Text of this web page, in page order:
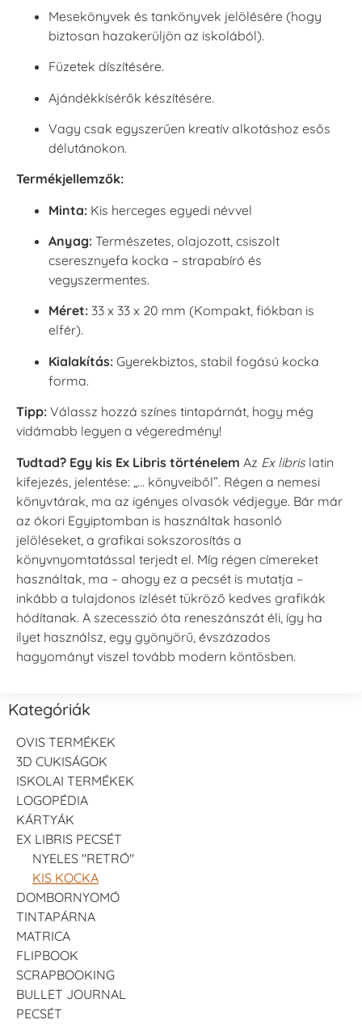
Mesekönyvek és tankönyvek jelölésére (hogy
biztosan hazakerüljön az iskolából).
Füzetek díszítésére.
Ajándékkísérők készítésére.
Vagy csak egyszerűen kreatív alkotáshoz esős
délutánokon.
Termékjellemzők:
Minta: Kis herceges egyedi névvel
Anyag: Természetes, olajozott, csiszolt
cseresznyefa kocka – strapabíró és
vegyszermentes.
Méret: 33 x 33 x 20 mm (Kompakt, fiókban is
elfér).
Kialakítás: Gyerekbiztos, stabil fogású kocka
forma.
Tipp: Válassz hozzá színes tintapárnát, hogy még
vidámabb legyen a végeredmény!
Tudtad? Egy kis Ex Libris történelem Az Ex libris latin
kifejezés, jelentése: „… könyveiből”. Régen a nemesi
könyvtárak, ma az igényes olvasók védjegye. Bár már
az ókori Egyiptomban is használtak hasonló
jelöléseket, a grafikai sokszorosítás a
könyvnyomtatással terjedt el. Míg régen címereket
használtak, ma – ahogy ez a pecsét is mutatja –
inkább a tulajdonos ízlését tükröző kedves grafikák
hódítanak. A szecesszió óta reneszánszát éli, így ha
ilyet használsz, egy gyönyörű, évszázados
hagyományt viszel tovább modern köntösben.
Kategóriák
OVIS TERMÉKEK
3D CUKISÁGOK
ISKOLAI TERMÉKEK
LOGOPÉDIA
KÁRTYÁK
EX LIBRIS PECSÉT
NYELES "RETRÓ"
KIS KOCKA
DOMBORNYOMÓ
TINTAPÁRNA
MATRICA
FLIPBOOK
SCRAPBOOKING
BULLET JOURNAL
PECSÉT